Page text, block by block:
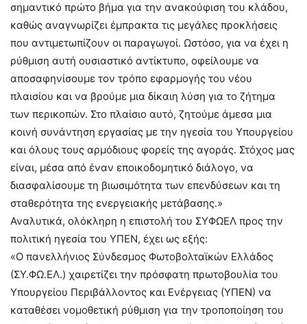
σημαντικό πρώτο βήμα για την ανακούφιση του κλάδου,
καθώς αναγνωρίζει έμπρακτα τις μεγάλες προκλήσεις
που αντιμετωπίζουν οι παραγωγοί. Ωστόσο, για να έχει η
ρύθμιση αυτή ουσιαστικό αντίκτυπο, οφείλουμε να
αποσαφηνίσουμε τον τρόπο εφαρμογής του νέου
πλαισίου και να βρούμε μια δίκαιη λύση για το ζήτημα
των περικοπών. Στο πλαίσιο αυτό, ζητούμε άμεσα μια
κοινή συνάντηση εργασίας με την ηγεσία του Υπουργείου
και όλους τους αρμόδιους φορείς της αγοράς. Στόχος μας
είναι, μέσα από έναν εποικοδομητικό διάλογο, να
διασφαλίσουμε τη βιωσιμότητα των επενδύσεων και τη
σταθερότητα της ενεργειακής μετάβασης.»
Αναλυτικά, ολόκληρη η επιστολή του ΣΥΦΩΕΛ προς την
πολιτική ηγεσία του ΥΠΕΝ, έχει ως εξής:
«Ο πανελλήνιος Σύνδεσμος Φωτοβολταϊκών Ελλάδος
(ΣΥ.ΦΩ.ΕΛ.) χαιρετίζει την πρόσφατη πρωτοβουλία του
Υπουργείου Περιβάλλοντος και Ενέργειας (ΥΠΕΝ) να
καταθέσει νομοθετική ρύθμιση για την τροποποίηση του